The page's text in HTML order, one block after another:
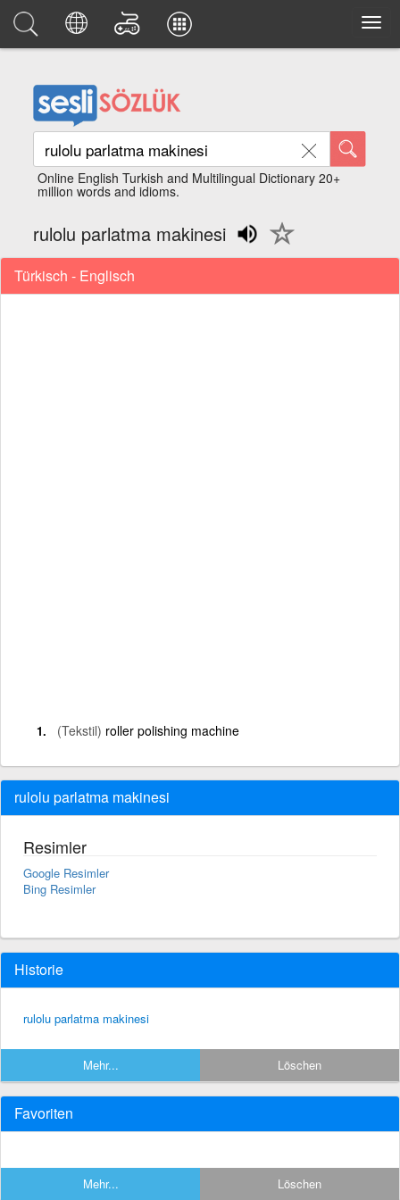
Online English Turkish and Multilingual Dictionary 20+
million words and idioms.
rulolu parlatma makinesi
Türkisch - Englisch
(Tekstil) roller polishing machine
rulolu parlatma makinesi
Resimler
Google Resimler
Bing Resimler
Historie
rulolu parlatma makinesi
Mehr... Löschen
Favoriten
Mehr... Löschen